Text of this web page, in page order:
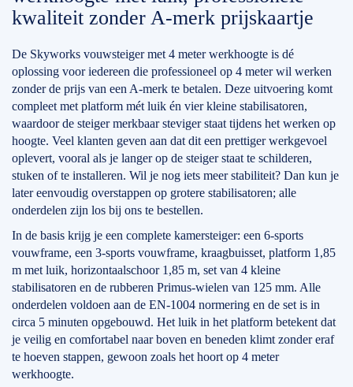
kwaliteit zonder A-merk prijskaartje
De Skyworks vouwsteiger met 4 meter werkhoogte is dé
oplossing voor iedereen die professioneel op 4 meter wil werken
zonder de prijs van een A-merk te betalen. Deze uitvoering komt
compleet met platform mét luik én vier kleine stabilisatoren,
waardoor de steiger merkbaar steviger staat tijdens het werken op
hoogte. Veel klanten geven aan dat dit een prettiger werkgevoel
oplevert, vooral als je langer op de steiger staat te schilderen,
stuken of te installeren. Wil je nog iets meer stabiliteit? Dan kun je
later eenvoudig overstappen op grotere stabilisatoren; alle
onderdelen zijn los bij ons te bestellen.
In de basis krijg je een complete kamersteiger: een 6-sports
vouwframe, een 3-sports vouwframe, kraagbuisset, platform 1,85
m met luik, horizontaalschoor 1,85 m, set van 4 kleine
stabilisatoren en de rubberen Primus-wielen van 125 mm. Alle
onderdelen voldoen aan de EN-1004 normering en de set is in
circa 5 minuten opgebouwd. Het luik in het platform betekent dat
je veilig en comfortabel naar boven en beneden klimt zonder eraf
te hoeven stappen, gewoon zoals het hoort op 4 meter
werkhoogte.